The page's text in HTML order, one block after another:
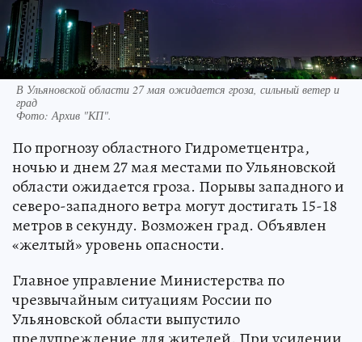
В Ульяновской области 27 мая ожидается гроза, сильный ветер и
град
Фото:Архив "КП".
По прогнозу областного Гидрометцентра,
ночью и днем 27 мая местами по Ульяновской
области ожидается гроза. Порывы западного и
северо-западного ветра могут достигать 15-18
метров в секунду. Возможен град. Объявлен
«желтый» уровень опасности.
Главное управление Министерства по
чрезвычайным ситуациям России по
Ульяновской области выпустило